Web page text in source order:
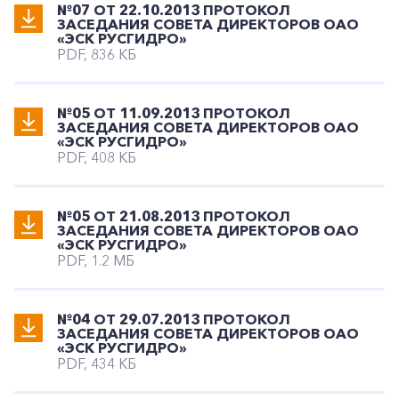
№07 ОТ 22.10.2013 ПРОТОКОЛ
ЗАСЕДАНИЯ СОВЕТА ДИРЕКТОРОВ ОАО
«ЭСК РУСГИДРО»
PDF, 836 КБ
№05 ОТ 11.09.2013 ПРОТОКОЛ
ЗАСЕДАНИЯ СОВЕТА ДИРЕКТОРОВ ОАО
«ЭСК РУСГИДРО»
PDF, 408 КБ
№05 ОТ 21.08.2013 ПРОТОКОЛ
ЗАСЕДАНИЯ СОВЕТА ДИРЕКТОРОВ ОАО
«ЭСК РУСГИДРО»
PDF, 1.2 МБ
№04 ОТ 29.07.2013 ПРОТОКОЛ
ЗАСЕДАНИЯ СОВЕТА ДИРЕКТОРОВ ОАО
«ЭСК РУСГИДРО»
PDF, 434 КБ